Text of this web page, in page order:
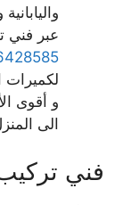
عبر فني
لكميرات
و أقوى
الى
فني